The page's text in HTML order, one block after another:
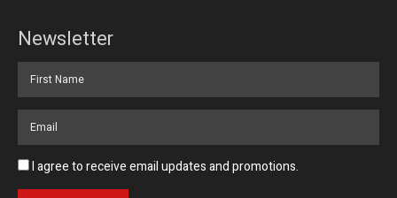
Newsletter
I agree to receive email updates and promotions.